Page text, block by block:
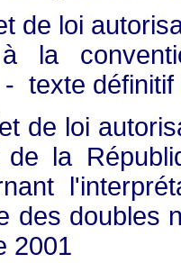
de loi
à la
texte
de loi
de la
des
2001